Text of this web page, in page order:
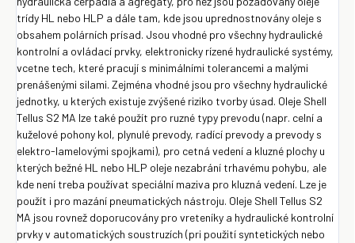
trídy HL nebo HLP a dále tam, kde jsou uprednostnovány oleje s
obsahem polárních prísad. Jsou vhodné pro všechny hydraulické
kontrolní a ovládací prvky, elektronicky rízené hydraulické systémy,
vcetne tech, které pracují s minimálními tolerancemi a malými
prenášenými silami. Zejména vhodné jsou pro všechny hydraulické
jednotky, u kterých existuje zvýšené riziko tvorby úsad. Oleje Shell
Tellus S2 MA lze také použít pro ruzné typy prevodu (napr. celní a
kuželové pohony kol, plynulé prevody, radící prevody a prevody s
elektro-lamelovými spojkami), pro cetná vedení a kluzné plochy u
kterých bežné HL nebo HLP oleje nezabrání trhavému pohybu, ale
kde není treba používat speciální maziva pro kluzná vedení. Lze je
použít i pro mazání pneumatických nástroju. Oleje Shell Tellus S2
MA jsou rovnež doporucovány pro vreteníky a hydraulické kontrolní
prvky v automatických soustruzích (pri použití syntetických nebo